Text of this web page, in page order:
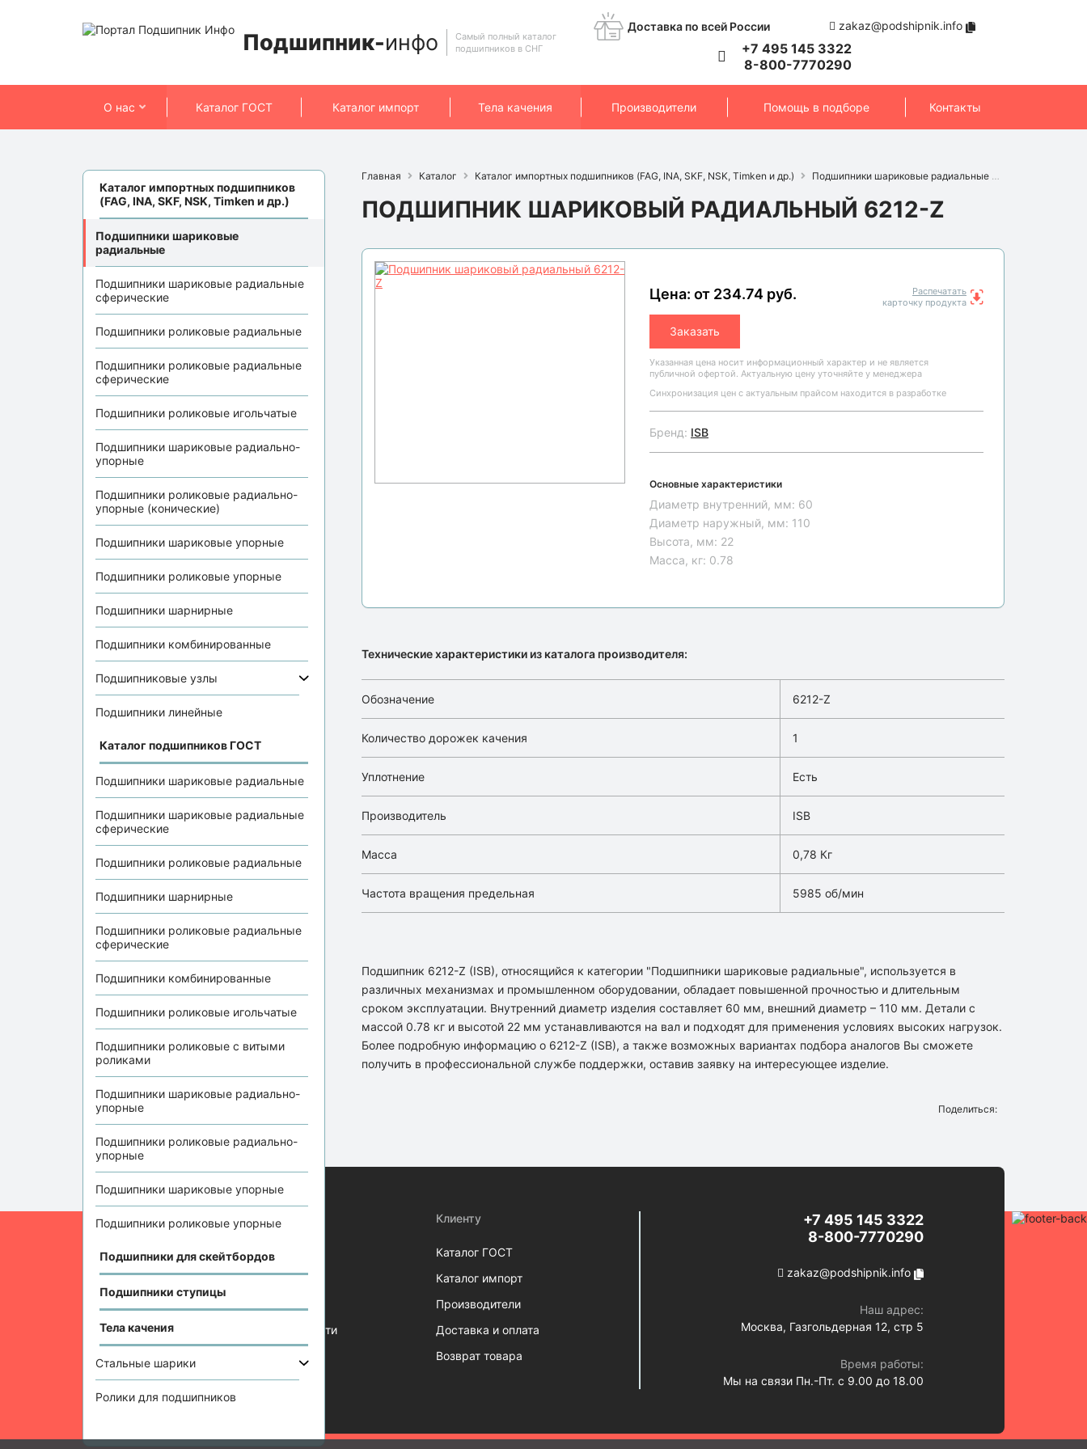
Подшипник-инфо
Самый полный каталог
подшипников в СНГ
Доставка по всей России zakaz@podshipnik.info
+7 495 145 3322
8-800-7770290
О нас Каталог ГОСТ Каталог импорт Тела качения Производители Помощь в подборе Контакты
Каталог импортных подшипников
(FAG, INA, SKF, NSK, Timken и др.)
Подшипники шариковые
радиальные
Подшипники шариковые радиальные
сферические
Подшипники роликовые радиальные
Подшипники роликовые радиальные
сферические
Подшипники роликовые игольчатые
Подшипники шариковые радиально-
упорные
Подшипники роликовые радиально-
упорные (конические)
Подшипники шариковые упорные
Подшипники роликовые упорные
Подшипники шарнирные
Подшипники комбинированные
Подшипниковые узлы
Подшипники линейные
Каталог подшипников ГОСТ
Подшипники шариковые радиальные
Подшипники шариковые радиальные
сферические
Подшипники роликовые радиальные
Подшипники шарнирные
Подшипники роликовые радиальные
сферические
Подшипники комбинированные
Подшипники роликовые игольчатые
Подшипники роликовые с витыми
роликами
Подшипники шариковые радиально-
упорные
Подшипники роликовые радиально-
упорные
Подшипники шариковые упорные
Подшипники роликовые упорные
Подшипники для скейтбордов
Подшипники ступицы
Тела качения
Стальные шарики
Ролики для подшипников
Главная Каталог Каталог импортных подшипников (FAG, INA, SKF, NSK, Timken и др.) Подшипники шариковые радиальные
ПОДШИПНИК ШАРИКОВЫЙ РАДИАЛЬНЫЙ 6212-Z
Цена: от 234.74 руб.
Заказать
Распечатать
карточку продукта
Указанная цена носит информационный характер и не является
публичной офертой. Актуальную цену уточняйте у менеджера
Синхронизация цен с актуальным прайсом находится в разработке
Бренд: ISB
Основные характеристики
Диаметр внутренний, мм: 60
Диаметр наружный, мм: 110
Высота, мм: 22
Масса, кг: 0.78
Технические характеристики из каталога производителя:
Обозначение 6212-Z
Количество дорожек качения 1
Уплотнение Есть
Производитель ISB
Масса 0,78 Кг
Частота вращения предельная 5985 об/мин
Подшипник 6212-Z (ISB), относящийся к категории "Подшипники шариковые радиальные", используется в
различных механизмах и промышленном оборудовании, обладает повышенной прочностью и длительным
сроком эксплуатации. Внутренний диаметр изделия составляет 60 мм, внешний диаметр – 110 мм. Детали с
массой 0.78 кг и высотой 22 мм устанавливаются на вал и подходят для применения условиях высоких нагрузок.
Более подробную информацию о 6212-Z (ISB), а также возможных вариантах подбора аналогов Вы сможете
получить в профессиональной службе поддержки, оставив заявку на интересующее изделие.
Поделиться:
Информация
Отзывы
Статьи
Политика конфиденциальности
Клиенту
Каталог ГОСТ
Каталог импорт
Производители
Доставка и оплата
Возврат товара
+7 495 145 3322
8-800-7770290
zakaz@podshipnik.info
Наш адрес:
Москва, Газгольдерная 12, стр 5
Время работы:
Мы на связи Пн.-Пт. с 9.00 до 18.00